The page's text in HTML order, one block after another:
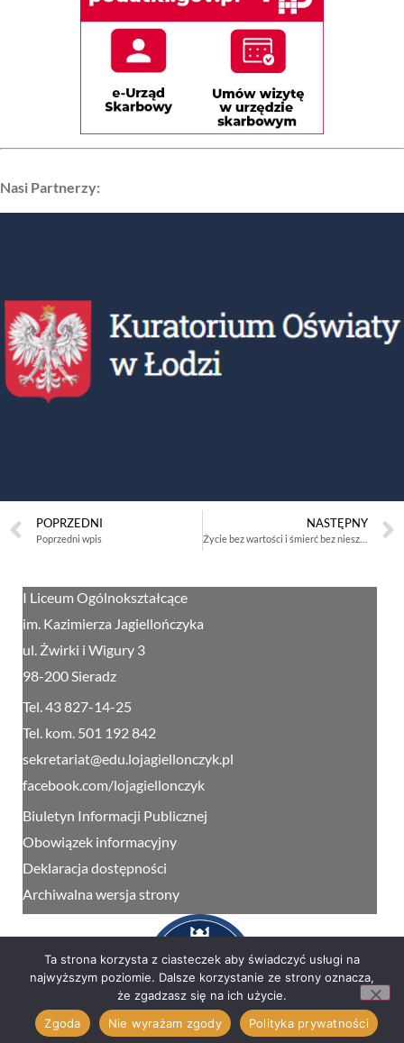
Nasi Partnerzy:
POPRZEDNI
Poprzedni wpis
NASTĘPNY
Życie bez wartości i śmierć bez nieszczęścia – czy to możliwe?
I Liceum Ogólnokształcące
im. Kazimierza Jagiellończyka
ul. Żwirki i Wigury 3
98-200 Sieradz
Tel. 43 827-14-25
Tel. kom. 501 192 842
sekretariat@edu.lojagiellonczyk.pl
facebook.com/lojagiellonczyk
Biuletyn Informacji Publicznej
Obowiązek informacyjny
Deklaracja dostępności
Archiwalna wersja strony
Ta strona korzysta z ciasteczek aby świadczyć usługi na
najwyższym poziomie. Dalsze korzystanie ze strony oznacza,
że zgadzasz się na ich użycie.
Zgoda
Nie wyrażam zgody Polityka prywatności